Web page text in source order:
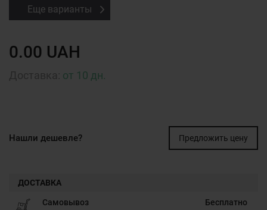
Еще варианты
0.00 UAH
от 10 дн.
Нашли дешевле? Предложить цену
ДОСТАВКА
Самовывоз Бесплатно